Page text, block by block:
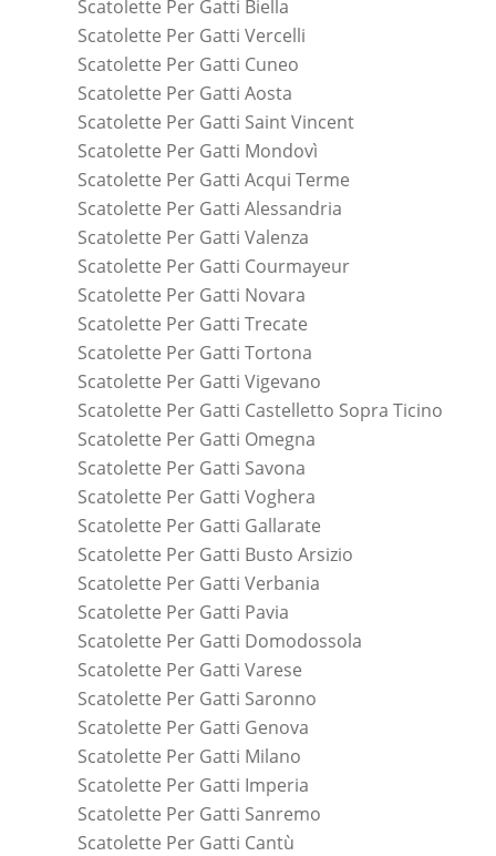
Scatolette Per Gatti Biella
Scatolette Per Gatti Vercelli
Scatolette Per Gatti Cuneo
Scatolette Per Gatti Aosta
Scatolette Per Gatti Saint Vincent
Scatolette Per Gatti Mondovì
Scatolette Per Gatti Acqui Terme
Scatolette Per Gatti Alessandria
Scatolette Per Gatti Valenza
Scatolette Per Gatti Courmayeur
Scatolette Per Gatti Novara
Scatolette Per Gatti Trecate
Scatolette Per Gatti Tortona
Scatolette Per Gatti Vigevano
Scatolette Per Gatti Castelletto Sopra Ticino
Scatolette Per Gatti Omegna
Scatolette Per Gatti Savona
Scatolette Per Gatti Voghera
Scatolette Per Gatti Gallarate
Scatolette Per Gatti Busto Arsizio
Scatolette Per Gatti Verbania
Scatolette Per Gatti Pavia
Scatolette Per Gatti Domodossola
Scatolette Per Gatti Varese
Scatolette Per Gatti Saronno
Scatolette Per Gatti Genova
Scatolette Per Gatti Milano
Scatolette Per Gatti Imperia
Scatolette Per Gatti Sanremo
Scatolette Per Gatti Cantù